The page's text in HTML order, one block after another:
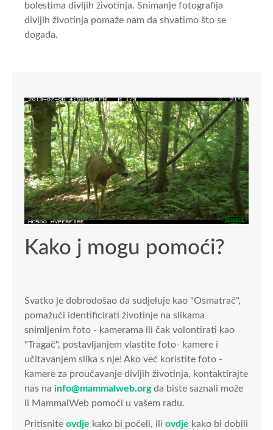
bolestima divljih životinja. Snimanje fotografija
divljih životinja pomaže nam da shvatimo što se
događa.
Kako j mogu pomoći?
Svatko je dobrodošao da sudjeluje kao "Osmatrač",
pomažući identificirati životinje na slikama
snimljenim foto - kamerama ili čak volontirati kao
"Tragač", postavljanjem vlastite foto- kamere i
učitavanjem slika s nje! Ako već koristite foto -
kamere za proučavanje divljih životinja, kontaktirajte
nas na info@mammalweb.orgda biste saznali može
li MammalWeb pomoći u vašem radu.
Pritisnite ovdje kako bi počeli, ili ovdje kako bi dobili